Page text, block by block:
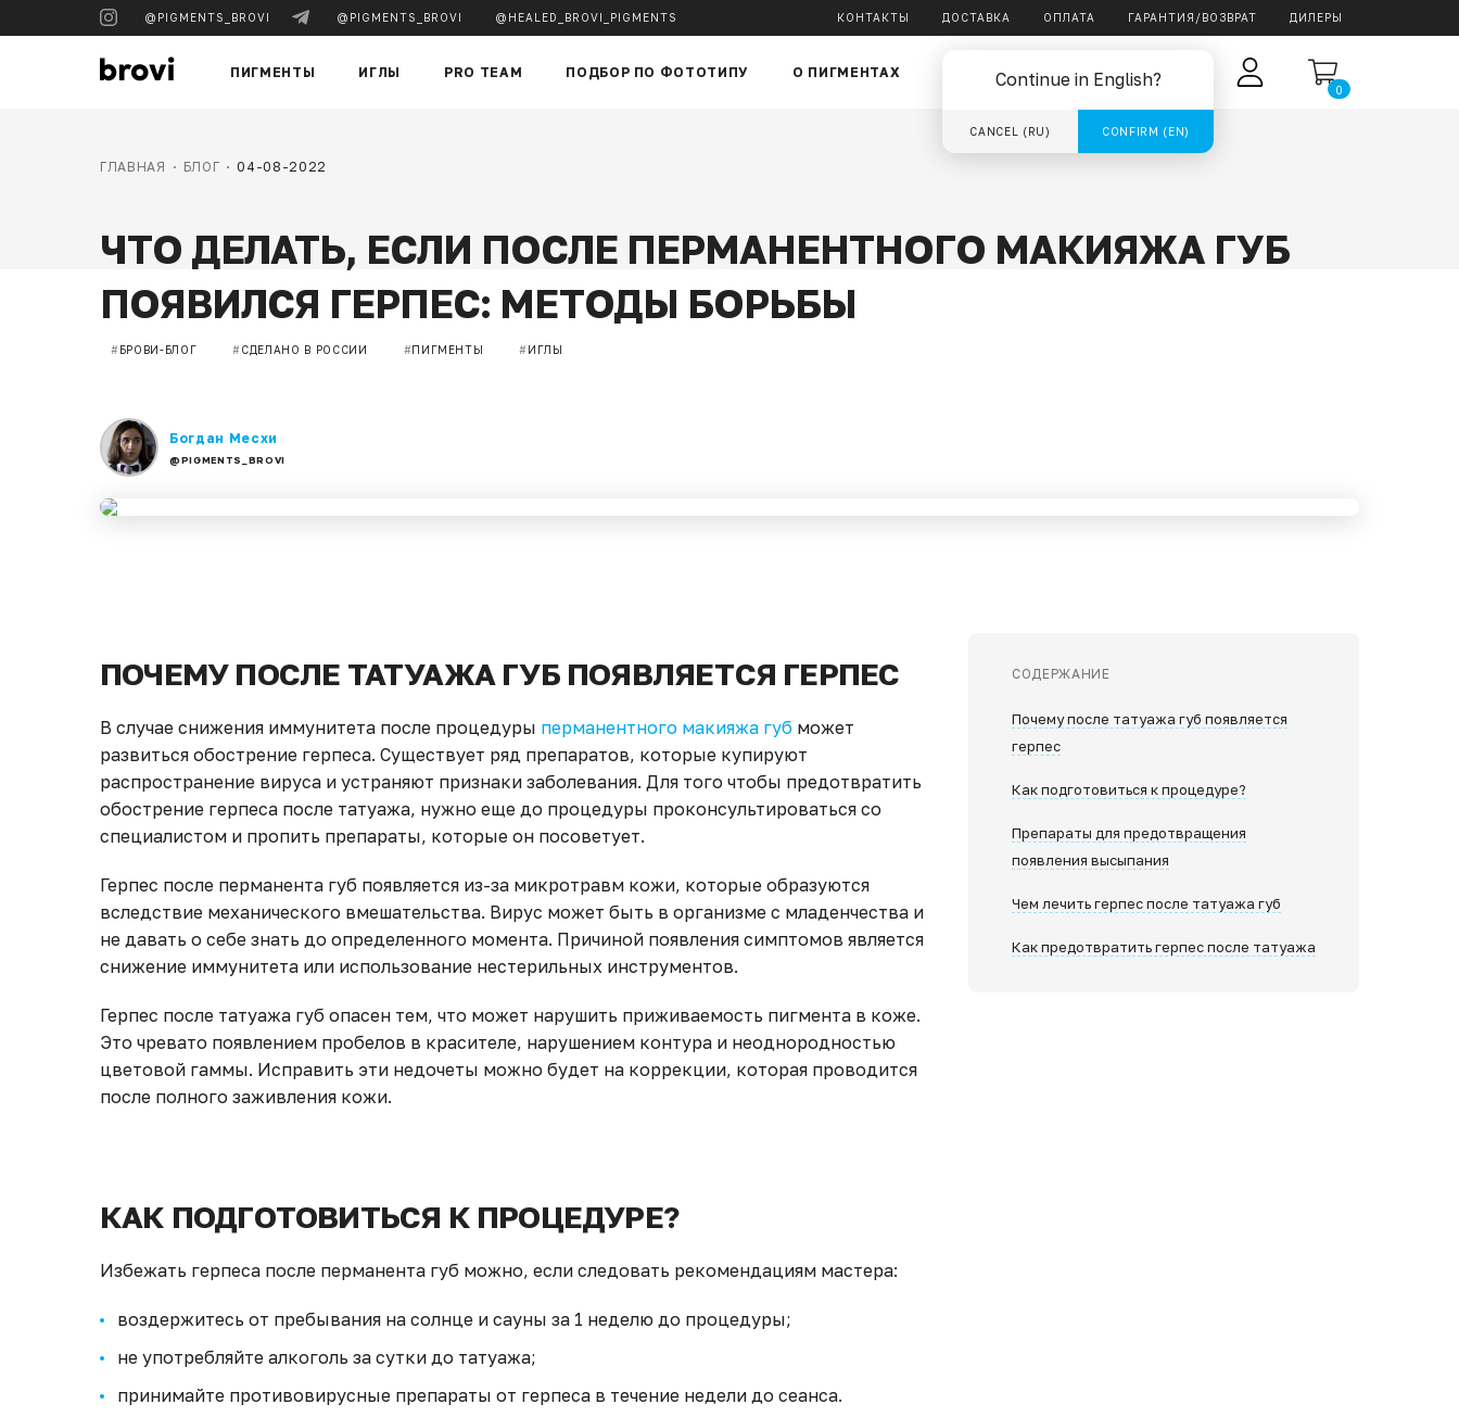
@PIGMENTS_BROVI @PIGMENTS_BROVI @HEALED_BROVI_PIGMENTS КОНТАКТЫ ДОСТАВКА ОПЛАТА ГАРАНТИЯ/ВОЗВРАТ ДИЛЕРЫ
ПИГМЕНТЫ ИГЛЫ PRO TEAM ПОДБОР ПО ФОТОТИПУ О ПИГМЕНТАХ Continue in English?
CANCEL (RU) CONFIRM (EN)
RU
0
ГЛАВНАЯ БЛОГ 04-08-2022
ЧТО ДЕЛАТЬ, ЕСЛИ ПОСЛЕ ПЕРМАНЕНТНОГО МАКИЯЖА ГУБ
ПОЯВИЛСЯ ГЕРПЕС: МЕТОДЫ БОРЬБЫ
# БРОВИ-БЛОГ # СДЕЛАНО В РОССИИ #ПИГМЕНТЫ # ИГЛЫ
Богдан Месхи
@PIGMENTS_BROVI
ПОЧЕМУ ПОСЛЕ ТАТУАЖА ГУБ ПОЯВЛЯЕТСЯ ГЕРПЕС
В случае снижения иммунитета после процедуры перманентного макияжа губ может
развиться обострение герпеса. Существует ряд препаратов, которые купируют
распространение вируса и устраняют признаки заболевания. Для того чтобы предотвратить
обострение герпеса после татуажа, нужно еще до процедуры проконсультироваться со
специалистом и пропить препараты, которые он посоветует.
Герпес после перманента губ появляется из-за микротравм кожи, которые образуются
вследствие механического вмешательства. Вирус может быть в организме с младенчества и
не давать о себе знать до определенного момента. Причиной появления симптомов является
снижение иммунитета или использование нестерильных инструментов.
Герпес после татуажа губ опасен тем, что может нарушить приживаемость пигмента в коже.
Это чревато появлением пробелов в красителе, нарушением контура и неоднородностью
цветовой гаммы. Исправить эти недочеты можно будет на коррекции, которая проводится
после полного заживления кожи.
КАК ПОДГОТОВИТЬСЯ К ПРОЦЕДУРЕ?
Избежать герпеса после перманента губ можно, если следовать рекомендациям мастера:
воздержитесь от пребывания на солнце и сауны за 1 неделю до процедуры;
не употребляйте алкоголь за сутки до татуажа;
принимайте противовирусные препараты от герпеса в течение недели до сеанса.
СОДЕРЖАНИЕ
Почему после татуажа губ появляется
герпес
Как подготовиться к процедуре?
Препараты для предотвращения
появления высыпания
Чем лечить герпес после татуажа губ
Как предотвратить герпес после татуажа